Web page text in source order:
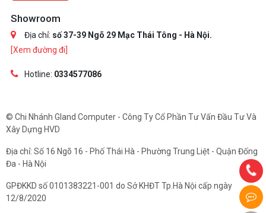
Showroom
Địa chỉ: số 37-39 Ngõ 29 Mạc Thái Tông - Hà Nội.
[Xem đường đi]
Hotline: 0334577086
© Chi Nhánh Gland Computer - Công Ty Cổ Phần Tư Vấn Đầu Tư Và
Xây Dựng HVD
Địa chỉ: Số 16 Ngõ 16 - Phố Thái Hà - Phường Trung Liệt - Quận Đống
Đa - Hà Nội
GPĐKKD số 0101383221-001 do Sở KHĐT Tp.Hà Nội cấp ngày
12/8/2020